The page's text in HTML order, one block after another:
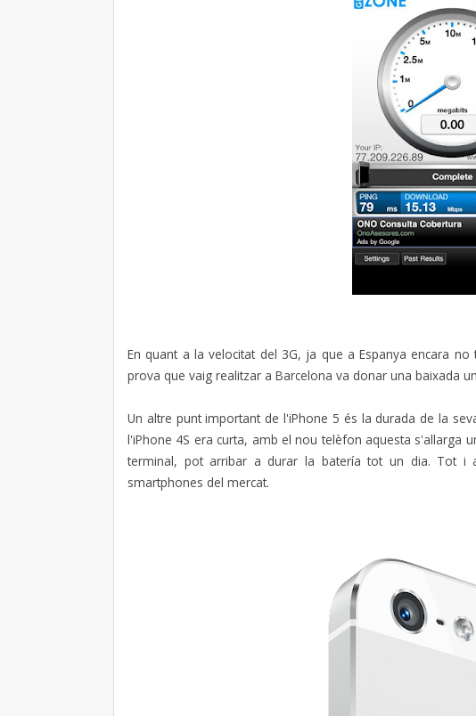
En quant a la velocitat del 3G, ja que a Espanya encara
prova que vaig realitzar a Barcelona va donar una baixada
Un altre punt important de l'iPhone 5 és la durada de la
l'iPhone 4S era curta, amb el nou telèfon aquesta s'allarga
terminal, pot arribar a durar la batería tot un dia. Tot i
smartphones del mercat.